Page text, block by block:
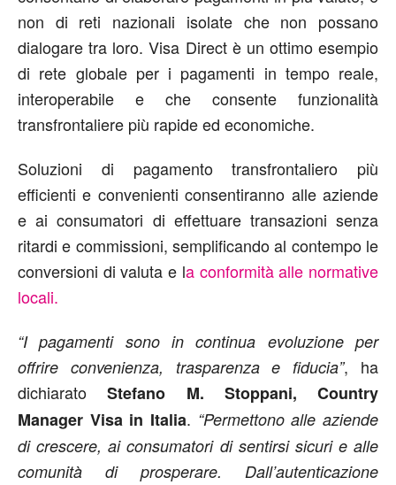
non di reti nazionali isolate che non possano
dialogare tra loro. Visa Direct è un ottimo esempio
di rete globale per i pagamenti in tempo reale,
interoperabile e che consente funzionalità
transfrontaliere più rapide ed economiche.
Soluzioni di pagamento transfrontaliero più
efficienti e convenienti consentiranno alle aziende
e ai consumatori di effettuare transazioni senza
ritardi e commissioni, semplificando al contempo le
conversioni di valuta e la conformità alle normative
locali.
“I pagamenti sono in continua evoluzione per
offrire convenienza, trasparenza e fiducia”, ha
dichiaratoStefano M. Stoppani, Country
Manager Visa in Italia. “Permettono alle aziende
di crescere, ai consumatori di sentirsi sicuri e alle
comunità di prosperare. Dall’autenticazione